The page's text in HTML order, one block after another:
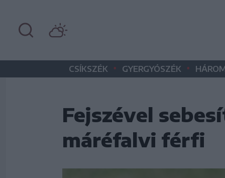
CSÍKSZÉK • GYERGYÓSZÉK •
Fejszével
máréfalvi férfi